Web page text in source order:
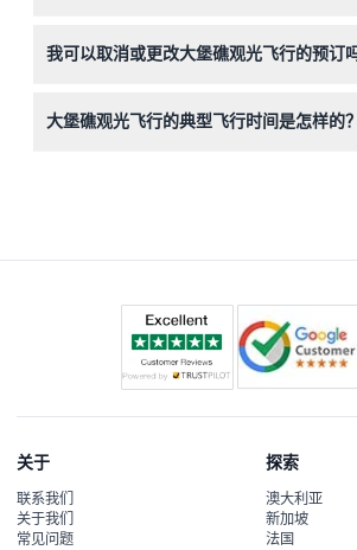
度，以及轻便衣物。无需携带额外装备，
我可以取消或更改大堡礁观光飞行的预订
细说明。请务必在线查看这些条款后再完
大堡礁观光飞行的典型飞行时间是怎样的？
关于
联系我们
关于我们
常见问题
探索
澳大利亚
新加坡
法国